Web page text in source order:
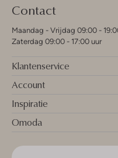
Contact
Maandag - Vrijdag 09:00 -
Zaterdag 09:00 - 17:00 uur
Klantenservice
Account
Inspiratie
Omoda